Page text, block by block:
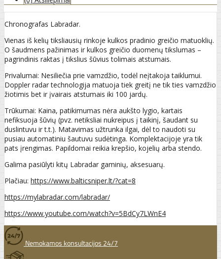
Chronografas Labradar.
Vienas iš kelių tiksliausių rinkoje kulkos pradinio greičio matuoklių.
O šaudmens pažinimas ir kulkos greičio duomenų tikslumas –
pagrindinis raktas į tikslius šūvius tolimais atstumais.
Privalumai: Nesiliečia prie vamzdžio, todėl neįtakoja taiklumui.
Doppler radar technologija matuoja tiek greitį ne tik ties vamzdžio
žiotimis bet ir įvairais atstumais iki 100 jardų.
Trūkumai: Kaina, patikimumas nėra aukšto lygio, kartais
nefiksuoja šūvių (pvz. netiksliai nukreipus į taikinį, šaudant su
duslintuvu ir t.t.). Matavimas užtrunka ilgai, dėl to naudoti su
pusiau automatiniu šautuvu sudėtinga. Komplektacijoje yra tik
pats įrengimas. Papildomai reikia krepšio, kojelių arba stendo.
Galima pasiūlyti kitų Labradar gaminių, aksesuarų.
Plačiau: https://www.balticsniper.lt/?cat=8
https://mylabradar.com/labradar/
https://www.youtube.com/watch?v=5BdCy7LWnE4
Nemokamos konsultacijos 24/7